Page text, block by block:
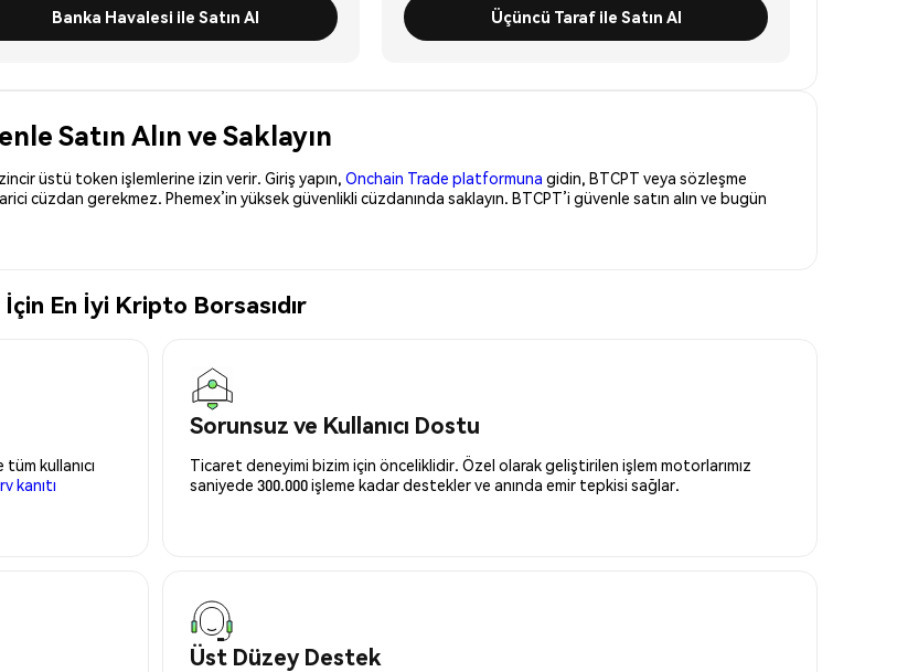
Banka Havalesi ile Satın Al Üçüncü Taraf ile Satın Al
Satın Alın ve Saklayın
üstü token işlemlerine izin verir. Giriş yapın, Onchain Trade platformuna gidin, BTCPT veya sözleşme
cüzdan gerekmez. Phemex’in yüksek güvenlikli cüzdanında saklayın. BTCPT’i güvenle satın alın ve bugün
En İyi Kripto Borsasıdır
kullanıcı
kanıtı
Sorunsuz ve Kullanıcı Dostu
Ticaret deneyimi bizim için önceliklidir. Özel olarak geliştirilen işlem motorlarımız
saniyede 300.000 işleme kadar destekler ve anında emir tepkisi sağlar.
Üst Düzey Destek